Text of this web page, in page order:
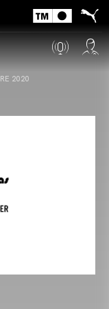
2020